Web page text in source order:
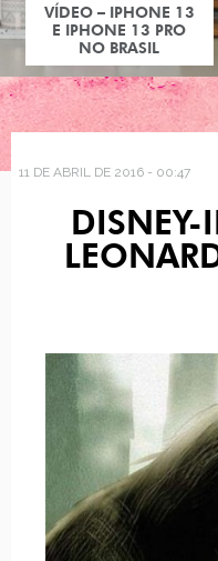
VÍDEO – IPHONE 13
E IPHONE 13 PRO
NO BRASIL
11 DE ABRIL DE 2016 - 00:47
DISNEY-